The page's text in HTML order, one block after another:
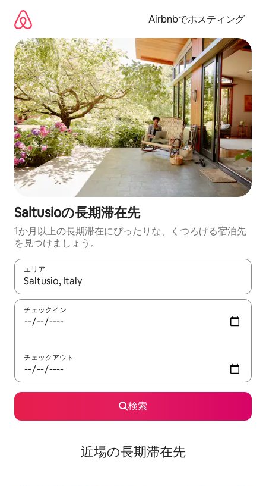
Airbnbでホスティング
Saltusioの長期滞在先
1か月以上の長期滞在にぴったりな、くつろげる宿泊先
を見つけましょう。
エリア
検索結果が表示されたら、上下の矢印キーを使って移動するか
チェックイン
チェックアウト
検索
近場の長期滞在先